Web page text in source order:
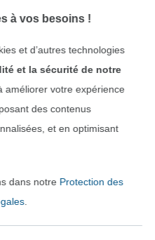
d’idées
à vos besoins !
et d’autres technologies
et la sécurité de notre
améliorer votre expérience
des contenus
et en optimisant
dans notre Protection des
.